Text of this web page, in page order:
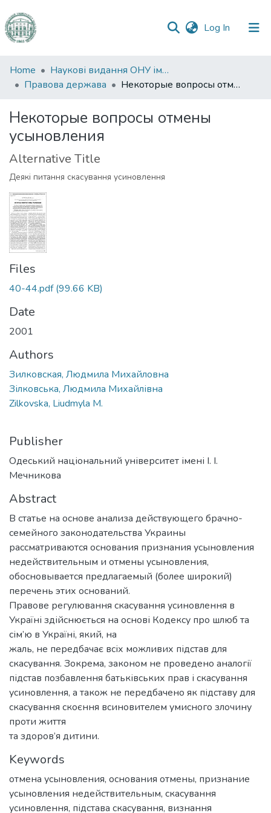
Log In (current)
Communities
&
All of DSpace
Statistics
Home
Наукові видання ОНУ імені І. І. Мечникова
Правова держава
Некоторые вопросы отмены усыновления
Некоторые вопросы отмены
усыновления
Alternative Title
Деякі питання скасування усиновлення
Files
40-44.pdf(99.66 KB)
Date
2001
Authors
Зилковская, Людмила Михайловна
Зілковська, Людмила Михайлівна
Zilkovska, Liudmyla M.
Publisher
Одеський національний університет імені І. І.
Мечникова
Abstract
В статье на основе анализа действующего брачно-
семейного законодательства Украины
рассматриваются основания признания усыновления
недействительным и отмены усыновления,
обосновывается предлагаемый (более широкий)
перечень этих оснований.
Правове регулювання скасування усиновлення в
Україні здійснюється на основі Кодексу про шлюб та
сім’ю в Україні, який, на
жаль, не передбачає всіх можливих підстав для
скасування. Зокрема, законом не проведено аналогії
підстав позбавлення батьківських прав і скасування
усиновлення, а також не передбачено як підставу для
скасування скоєння всиновителем умисного злочину
проти життя
та здоров’я дитини.
Keywords
отмена усыновления, основания отмены, признание
усыновления недействительным, скасування
усиновлення, підстава скасування, визнання